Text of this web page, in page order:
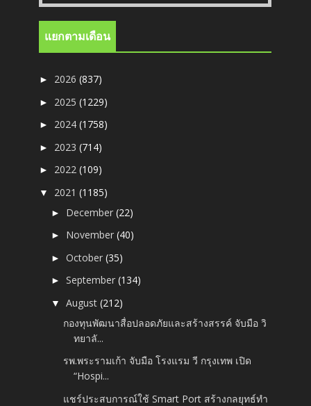
แยกตามเดือน
► 2026(837)
► 2025(1229)
► 2024(1758)
► 2023(714)
► 2022(109)
▼ 2021(1185)
► December(22)
► November(40)
►October(35)
►September(134)
▼August(212)
กองทุนพัฒนาสื่อปลอดภัยและสร้างสรรค์ จับมือ วิ
ทยาลั...
รพ.พระรามเก้า จับมือ โรงแรม วี กรุงเทพ เปิด
“Hospi...
แชร์ประสบการณ์ใช้ Smart Port สร้างกลยุทธ์ทำ